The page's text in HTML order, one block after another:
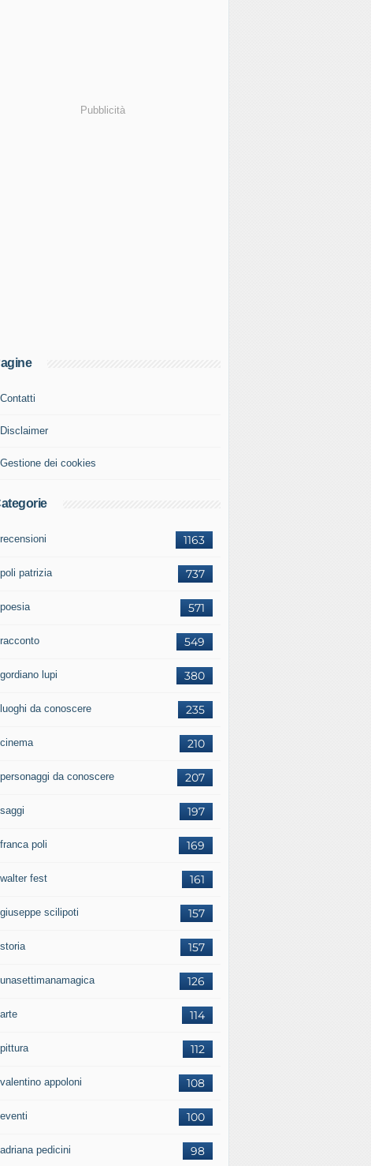
Pubblicità
Contatti
Disclaimer
Gestione dei cookies
1163
recensioni
737
poli patrizia
571
poesia
549
racconto
380
gordiano lupi
235
luoghi da conoscere
210
cinema
207
personaggi da conoscere
197
saggi
169
franca poli
161
walter fest
157
giuseppe scilipoti
157
storia
126
unasettimanamagica
114
arte
112
pittura
108
valentino appoloni
100
eventi
98
adriana pedicini